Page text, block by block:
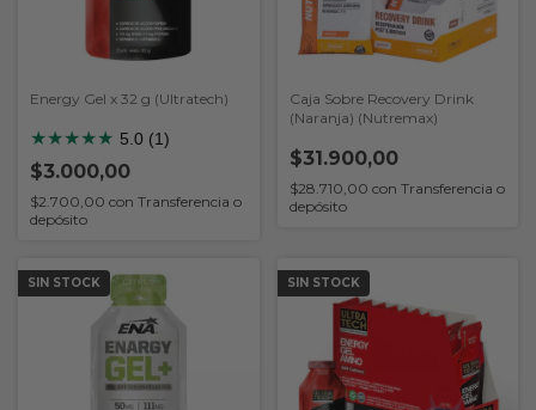
Energy Gel x 32 g (Ultratech)
★★★★★ 5.0 (1)
$3.000,00
$2.700,00 con Transferencia o
depósito
Caja Sobre Recovery Drink
(Naranja) (Nutremax)
$31.900,00
$28.710,00 con Transferencia o
depósito
SIN STOCK SIN STOCK